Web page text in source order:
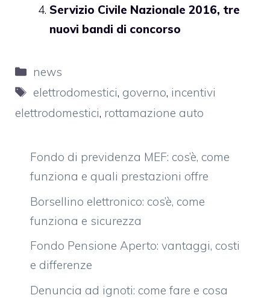
Servizio Civile Nazionale 2016, tre
nuovi bandi di concorso
Categorie
news
Tag
elettrodomestici, governo, incentivi
elettrodomestici, rottamazione auto
Fondo di previdenza MEF: cos’è, come
funziona e quali prestazioni offre
Borsellino elettronico: cos’è, come
funziona e sicurezza
Fondo Pensione Aperto: vantaggi, costi
e differenze
Denuncia ad ignoti: come fare e cosa